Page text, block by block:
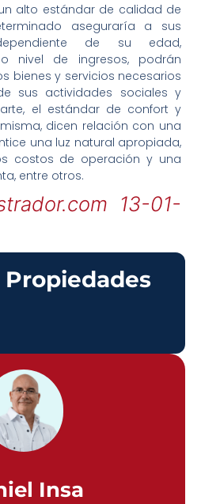
alto estándar de calidad de
aseguraría a sus
de su edad,
nivel de ingresos, podrán
bienes y servicios necesarios
sus actividades sociales y
el estándar de confort y
dicen relación con una
una luz natural apropiada,
costos de operación y una
entre otros.
13-01-
Propiedades
Insa